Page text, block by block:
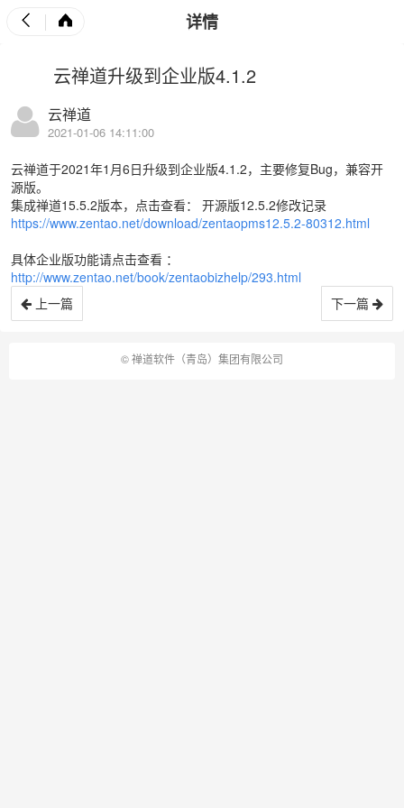
详情
云禅道升级到企业版4.1.2
云禅道
2021-01-06 14:11:00
云禅道于2021年1月6日升级到企业版4.1.2，主要修复Bug，兼容开
源版。
集成禅道15.5.2版本，点击查看： 开源版12.5.2修改记录
https://www.zentao.net/download/zentaopms12.5.2-80312.html
具体企业版功能请点击查看 ：
http://www.zentao.net/book/zentaobizhelp/293.html
上一篇
下一篇
©禅道软件（青岛）集团有限公司